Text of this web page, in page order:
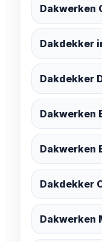
Dakwerken
Dakdekker
Dakdekker
Dakwerken
Dakwerken
Dakdekker
Dakwerken